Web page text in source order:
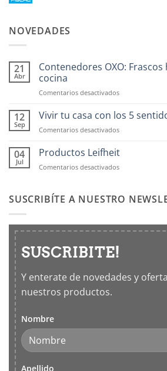
NOVEDADES
21
Abr
Contenedores OXO:
cocina
Comentarios desactivadosen
OXO:
hermticos
cocina
12
Sep
Vivir tu casa con los 5
Comentarios desactivadosen
tu
con
sentidos
04
Jul
Productos Leifheit
Comentarios desactivadosen
SUSCRIBÍTE A NUESTRO
SUSCRIBITE!
Y enterate de novedades y
nuestros productos.
Nombre
Apellido